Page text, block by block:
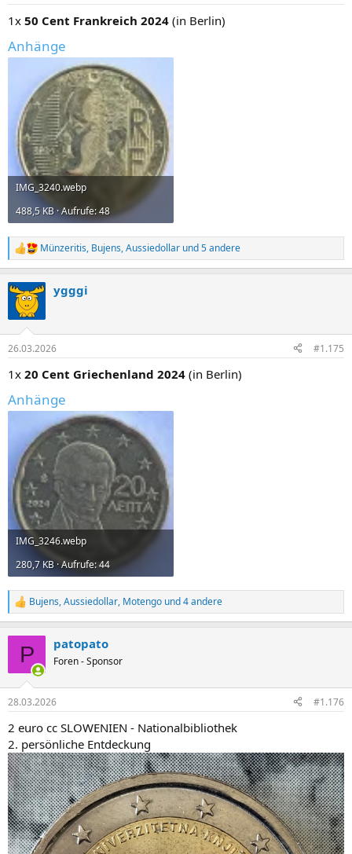
:
1x 50 Cent Frankreich 2024 (in Berlin)
Anhänge
IMG_3240.webp
488,5 KB · Aufrufe: 48
R
e
k
t
e
:
Münzeritis, Bujens,Aussiedollar und 5 andere
ygggi
26.03.2026 #1.175
1x 20 Cent Griechenland 2024 (in Berlin)
Anhänge
IMG_3246.webp
280,7 KB · Aufrufe: 44
R
e
e
:
Bujens,Aussiedollar, Motengo und 4 andere
P patopato
Foren - Sponsor
28.03.2026 #1.176
2 euro cc SLOWENIEN - Nationalbibliothek
2. persönliche Entdeckung